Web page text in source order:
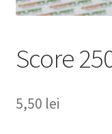
Score
5,50 lei